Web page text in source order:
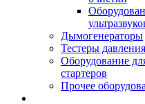
Дымогенераторы
Тестеры
Оборудование
стартеров
Прочее